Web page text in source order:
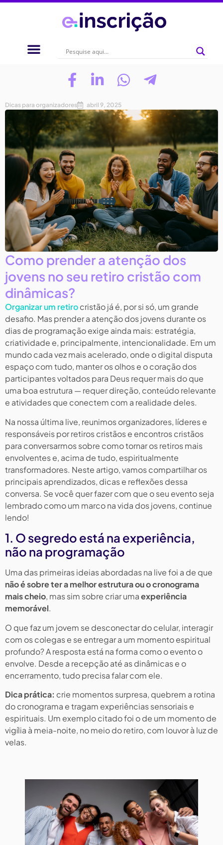
Dicas para organizadores abril 9, 2025
Como prender a atenção dos
jovens no seu retiro cristão com
dinâmicas?
Organizar um retirocristão já é, por si só, um grande
desafio. Mas prender a atenção dos jovens durante os
dias de programação exige ainda mais: estratégia,
criatividade e, principalmente, intencionalidade. Em um
mundo cada vez mais acelerado, onde o digital disputa
espaço com tudo, manter os olhos e o coração dos
participantes voltados para Deus requer mais do que
uma boa estrutura — requer direção, conteúdo relevante
e atividades que conectem com a realidade deles.
Na nossa última live, reunimos organizadores, líderes e
responsáveis por retiros cristãos e encontros cristãos
para conversarmos sobre como tornar os retiros mais
envolventes e, acima de tudo, espiritualmente
transformadores. Neste artigo, vamos compartilhar os
principais aprendizados, dicas e reflexões dessa
conversa. Se você quer fazer com que o seu evento seja
lembrado como um marco na vida dos jovens, continue
lendo!
1. O segredo está na experiência,
não na programação
Uma das primeiras ideias abordadas na live foi a de que
não é sobre ter a melhor estrutura ou o cronograma
mais cheio, mas sim sobre criar umaexperiência
memorável.
O que faz um jovem se desconectar do celular, interagir
com os colegas e se entregar a um momento espiritual
profundo? A resposta está na forma como o evento o
envolve. Desde a recepção até as dinâmicas e o
encerramento, tudo precisa falar com ele.
Dica prática: crie momentos surpresa, quebrem a rotina
do cronograma e tragam experiências sensoriais e
espirituais. Um exemplo citado foi o de um momento de
vigília à meia-noite, no meio do retiro, com louvor à luz de
velas.